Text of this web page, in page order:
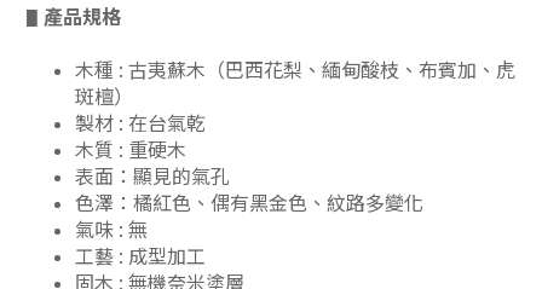
▋ 產品規格
木種 : 古夷蘇木（巴西花梨、緬甸酸枝、布賓加、虎
斑檀）
製材 : 在台氣乾
木質 : 重硬木
表面：顯見的氣孔
色澤：橘紅色、偶有黑金色、紋路多變化
氣味 : 無
工藝 : 成型加工
固木 : 無機奈米塗層